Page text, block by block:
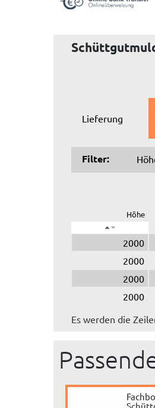
Lieferung
Filter:
Höhe
2000
2000
2000
2000
Es werden die